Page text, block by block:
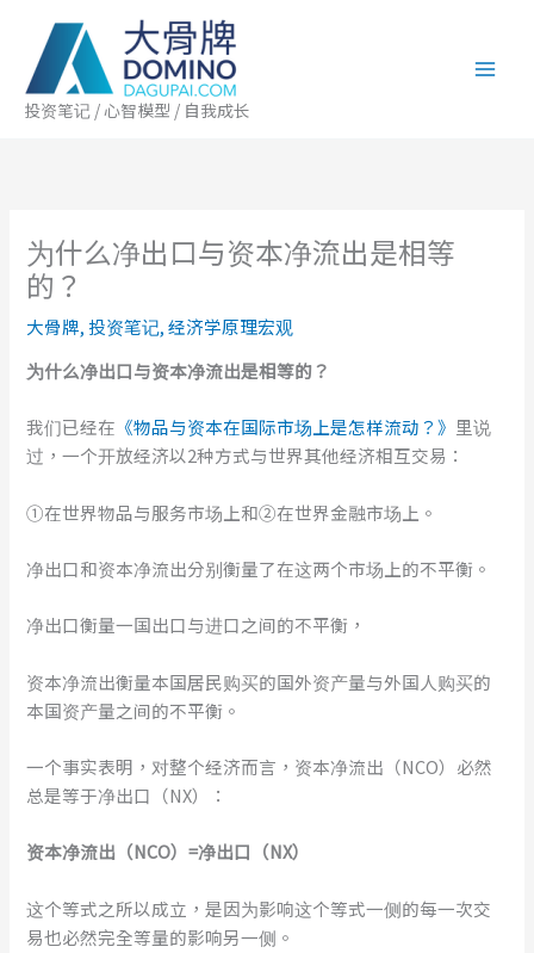
投资笔记 / 心智模型 / 自我成长
为什么净出口与资本净流出是相等
的？
大骨牌,投资笔记,经济学原理宏观
为什么净出口与资本净流出是相等的？
我们已经在 《物品与资本在国际市场上是怎样流动？》 里说
过，一个开放经济以2种方式与世界其他经济相互交易：
①在世界物品与服务市场上和②在世界金融市场上。
净出口和资本净流出分别衡量了在这两个市场上的不平衡。
净出口衡量一国出口与进口之间的不平衡，
资本净流出衡量本国居民购买的国外资产量与外国人购买的
本国资产量之间的不平衡。
一个事实表明，对整个经济而言，资本净流出（NCO）必然
总是等于净出口（NX）：
资本净流出（NCO）=净出口（NX）
这个等式之所以成立，是因为影响这个等式一侧的每一次交
易也必然完全等量的影响另一侧。